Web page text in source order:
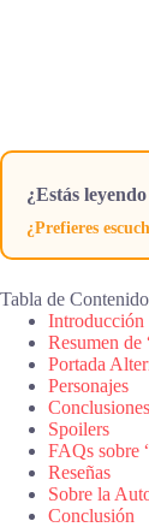
¿Estás
¿Prefieres
Tabla de
Introducción
Resumen
Portada
Personajes
Spoilers
FAQs sobre
Reseñas
Sobre la
Conclusión